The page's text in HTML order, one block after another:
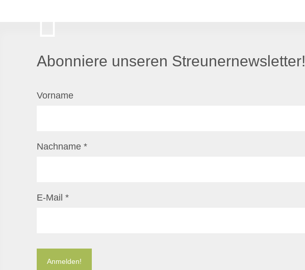
Abonniere unseren Streunernewsletter!
Vorname
Nachname *
E-Mail *